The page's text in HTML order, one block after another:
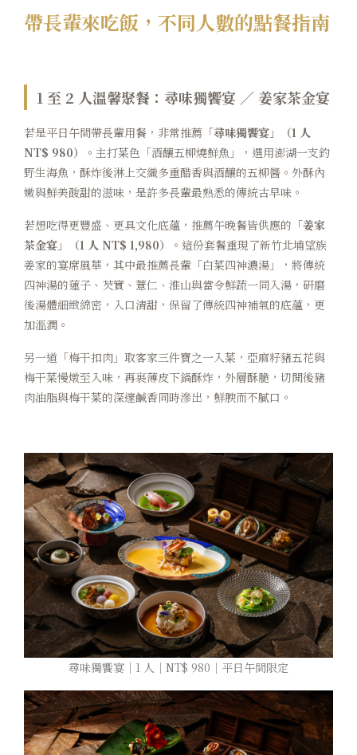
帶長輩來吃飯，不同人數的點餐指南
1 至 2 人溫馨聚餐：尋味獨饗宴 ／ 姜家茶金宴
若是平日午間帶長輩用餐，非常推薦 「尋味獨饗宴」（1 人
NT$ 980）
。主打菜色「酒釀五柳燒鮮魚」，選用澎湖一支釣
野生海魚，酥炸後淋上交織多重醋香與酒釀的五柳醬。外酥內
嫩與鮮美酸甜的滋味，是許多長輩最熟悉的傳統古早味。
若想吃得更豐盛、更具文化底蘊，推薦午晚餐皆供應的 「姜家
茶金宴」（1 人 NT$ 1,980）
。這份套餐重現了新竹北埔望族
姜家的宴席風華，其中最推薦長輩「白菜四神濃湯」，將傳統
四神湯的蓮子、芡實、薏仁、淮山與當令鮮蔬一同入湯，研磨
後湯體細緻綿密，入口清甜，保留了傳統四神補氣的底蘊，更
加溫潤。
另一道「梅干扣肉」取客家三件寶之一入菜，亞麻籽豬五花與
梅干菜慢燉至入味，再裹薄皮下鍋酥炸，外層酥脆，切開後豬
肉油脂與梅干菜的深邃鹹香同時滲出，鮮腴而不膩口。
尋味獨饗宴｜1 人｜NT$ 980｜平日午間限定